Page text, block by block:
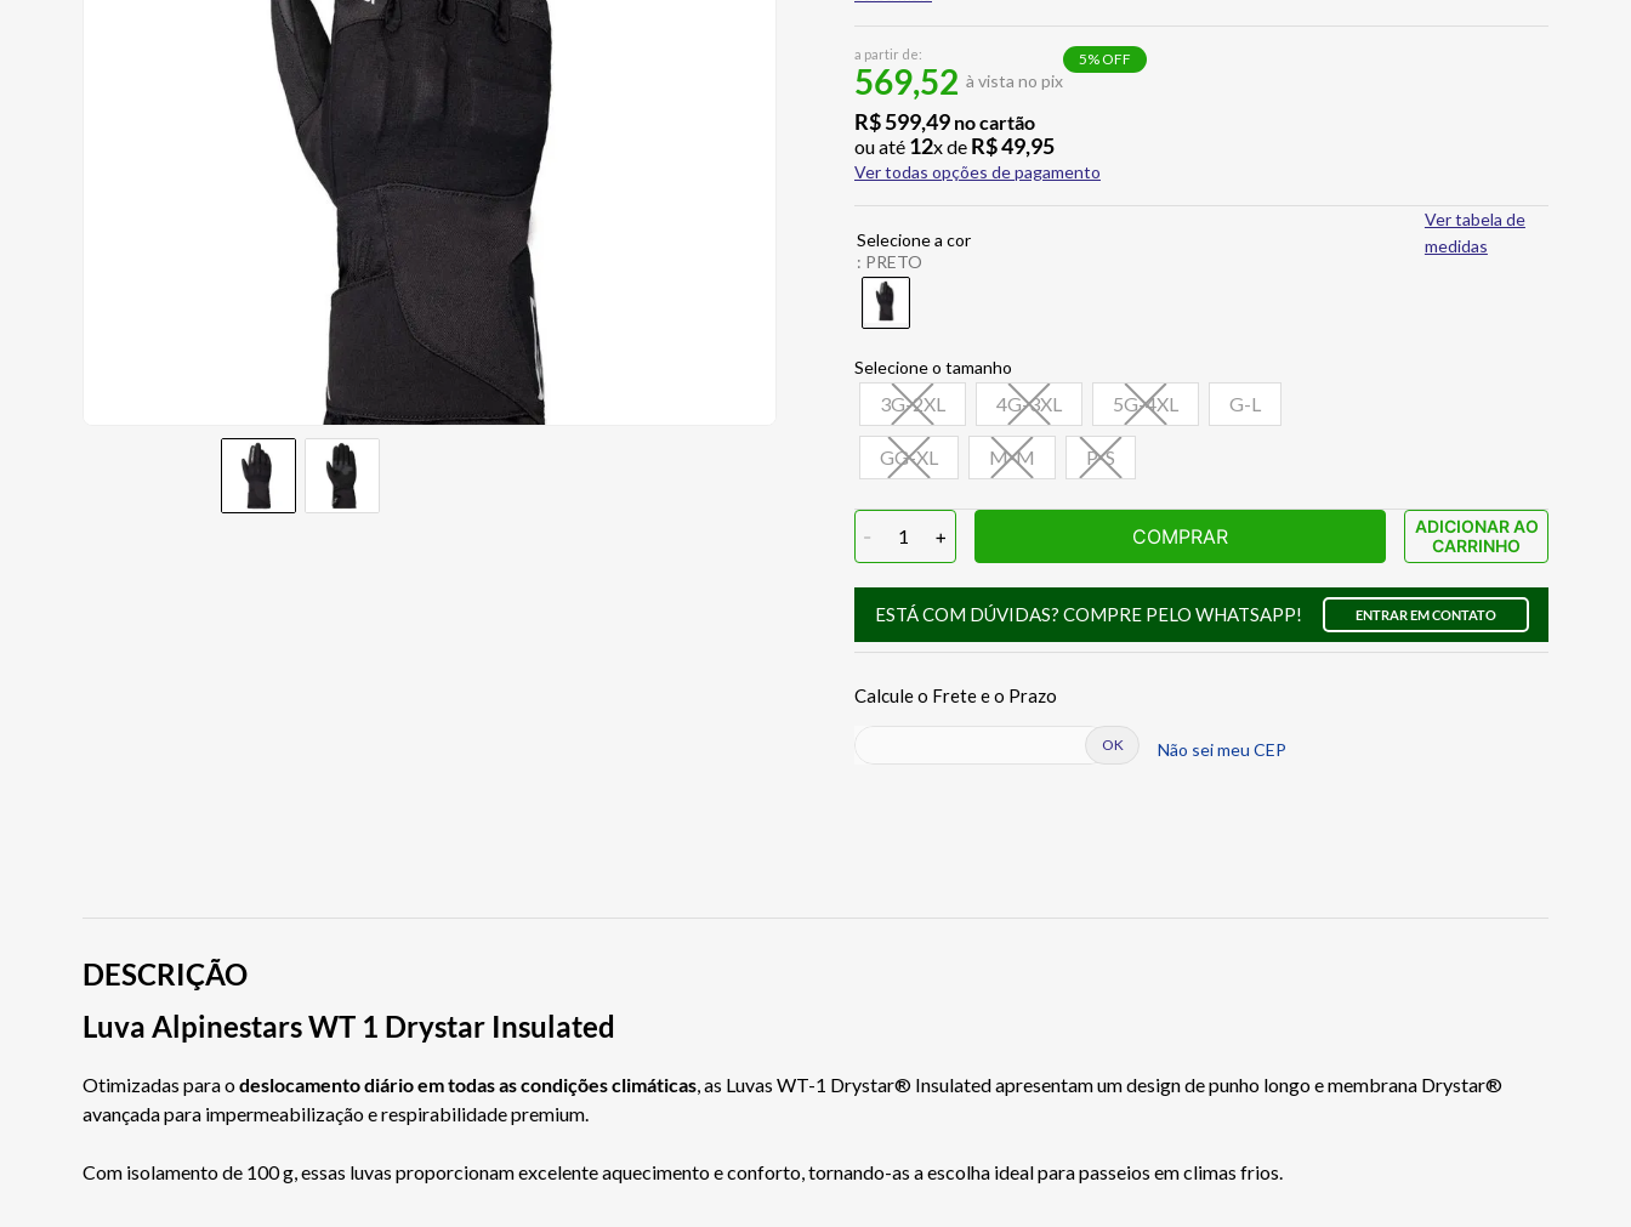
a partir de:
569,52 à vista no pix
5% OFF
R$599,49 no cartão
ou até 12x de R$49,95
Ver todas opções de pagamento
: PRETO
3G-2XL 4G-3XL 5G-4XL G-L
GG-XL M-M P-S
Ver tabela de
medidas
- 1 + COMPRAR
ADICIONAR AO
CARRINHO
ESTÁ COM DÚVIDAS? COMPRE PELO WHATSAPP! ENTRAR EM CONTATO
Não sei meu CEP
DESCRIÇÃO
Luva Alpinestars WT 1 Drystar Insulated
Otimizadas para odeslocamento diário em todas as condições climáticas, as Luvas WT-1 Drystar® Insulated apresentam um design de punho longo e membrana Drystar®
avançada para impermeabilização e respirabilidade premium.
Com isolamento de 100 g, essas luvas proporcionam excelente aquecimento e conforto, tornando-as a escolha ideal para passeios em climas frios.
AIROH
BOTAS